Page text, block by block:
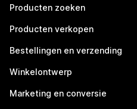
Producten zoeken
Producten verkopen
Bestellingen en verzending
Winkelontwerp
Marketing en conversie